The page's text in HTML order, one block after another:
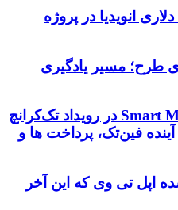
۱ میلیارد دلاری انویدیا در پروژه
طرح؛ مسیر یادگیری
رونمایی از استیج Smart Money در رویداد تک‌کرانچ
بررسی آینده فین‌تک، پرداخت‌ ها و
اپل تی وی که این آخر